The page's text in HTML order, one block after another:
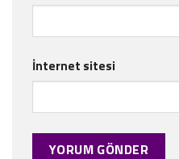
İnternet sitesi